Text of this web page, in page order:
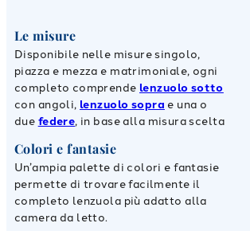
Le misure
Disponibile nelle misure singolo,
piazza e mezza e matrimoniale, ogni
completo comprende lenzuolo sotto
con angoli, lenzuolo sopra e una o
due federe, in base alla misura scelta
Colori e fantasie
Un’ampia palette di colori e fantasie
permette di trovare facilmente il
completo lenzuola più adatto alla
camera da letto.